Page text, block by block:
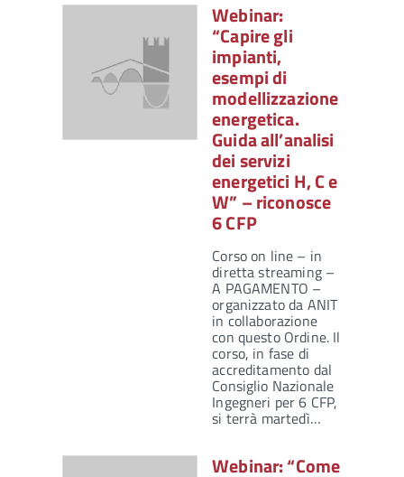
Webinar:
“Capire gli
impianti,
esempi di
modellizzazione
energetica.
Guida all’analisi
dei servizi
energetici H, C e
W” – riconosce
6 CFP
Corso on line – in
diretta streaming –
A PAGAMENTO –
organizzato da ANIT
in collaborazione
con questo Ordine. Il
corso, in fase di
accreditamento dal
Consiglio Nazionale
Ingegneri per 6 CFP,
si terrà martedì…
Webinar: “Come